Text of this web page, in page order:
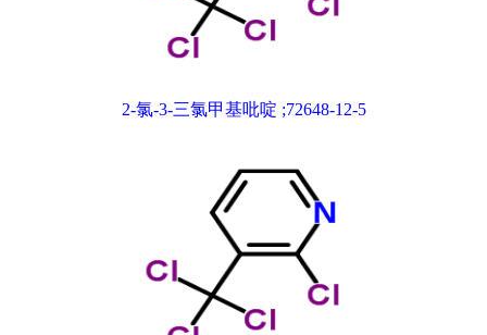
2-氯-3-三氯甲基吡啶 ;72648-12-5